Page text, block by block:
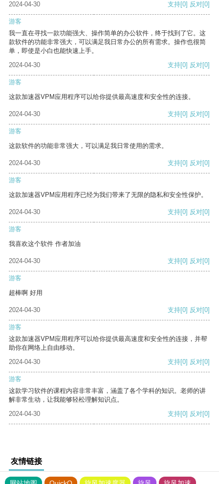
2024-04-30 支持[0] 反对[0]
游客
我一直在寻找一款功能强大、操作简单的办公软件，终于找到了它。这
款软件的功能非常强大，可以满足我日常办公的所有需求。操作也很简
单，即使是小白也能快速上手。
2024-04-30
支持[0] 反对[0]
游客
这款加速器VPM应用程序可以给你提供最高速度和安全性的连接。
2024-04-30 支持[0] 反对[0]
游客
这款软件的功能非常强大，可以满足我日常使用的需求。
2024-04-30 支持[0] 反对[0]
游客
这款加速器VPM应用程序已经为我们带来了无限的隐私和安全性保护。
2024-04-30 支持[0] 反对[0]
游客
我喜欢这个软件 作者加油
2024-04-30 支持[0] 反对[0]
游客
超棒啊 好用
2024-04-30 支持[0] 反对[0]
游客
这款加速器VPM应用程序可以给你提供最高速度和安全性的连接，并帮
助你在网络上自由移动。
2024-04-30
支持[0] 反对[0]
游客
这款学习软件的课程内容非常丰富，涵盖了各个学科的知识。老师的讲
解非常生动，让我能够轻松理解知识点。
2024-04-30
支持[0] 反对[0]
友情链接